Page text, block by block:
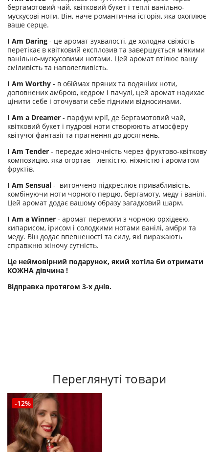
бергамотовий чай, квітковий букет і теплі ванільно-
мускусові ноти. Він, наче романтична історія, яка охоплює
ваше серце.
I Am Daring - це аромат зухвалості, де холодна свіжість
перетікає в квітковий експлозив та завершується м'якими
ванільно-мускусовими нотами. Цей аромат втілює вашу
сміливість та наполегливість.
I Am Worthy - в обіймах пряних та водяніих ноти,
доповнених амброю, кедром і пачулі, цей аромат надихає
цінити себе і оточувати себе гідними відносинами.
I Am a Dreamer - парфум мрії, де бергамотовий чай,
квітковий букет і пудрові ноти створюють атмосферу
квітучої фантазії та прагнення до досягнень.
I Am Tender - передає жіночність через фруктово-квіткову
композицію, яка огортає легкістю, ніжністю і ароматом
фруктів.
I Am Sensual - витончено підкреслює привабливість,
комбінуючи ноти чорного перцю, бергамоту, меду і ванілі.
Цей аромат додає вашому образу загадковий шарм.
I Am a Winner - аромат перемоги з чорною орхідеєю,
кипарисом, ірисом і солодкими нотами ванілі, амбри та
меду. Він додає впевненості та силу, які виражають
справжню жіночу сутність.
Це неймовірний подарунок, який хотіла би отримати
КОЖНА дівчина !
Відправка протягом 3-х днів.
Переглянуті товари
-12%